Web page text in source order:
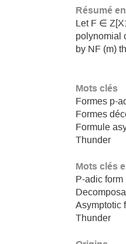
Résumé
Let F ∈
polynomial
by NF (m)
Mots clés
Formes p-
Formes
Formule
Thunder
Mots clés
P-adic form
Asymptotic
Thunder